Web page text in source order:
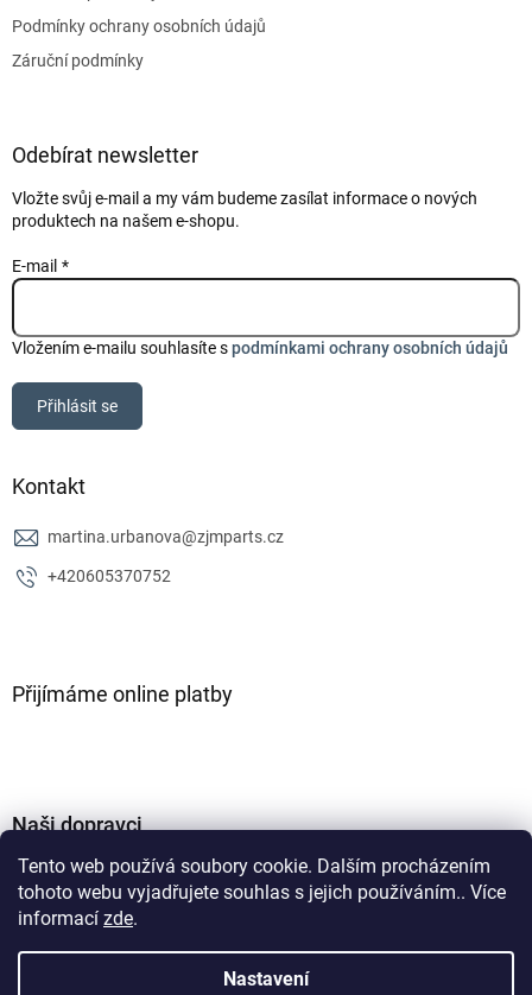
Tento web používá soubory cookie. Dalším procházením
tohoto webu vyjadřujete souhlas s jejich používáním.. Více
informací zde.
Nastavení
Podmínky ochrany osobních údajů
Záruční podmínky
Odebírat newsletter
Vložte svůj e-mail a my vám budeme zasílat informace o nových
produktech na našem e-shopu.
E-mail
Vložením e-mailu souhlasíte spodmínkami ochrany osobních údajů
Přihlásit se
Kontakt
martina.urbanova@zjmparts.cz
+420605370752
Přijímáme online platby
Naši dopravci
Vytvořil Shoptet